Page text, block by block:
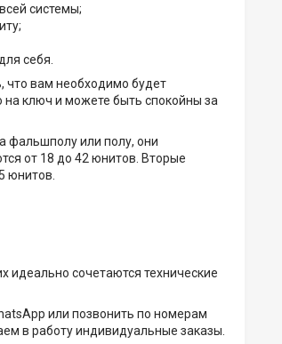
системы;
себя.
что вам необходимо будет
ключ и можете быть спокойны за
фальшполу или полу, они
от 18 до 42 юнитов. Вторые
юнитов.
сочетаются технические
или позвонить по номерам
в работу индивидуальные заказы.